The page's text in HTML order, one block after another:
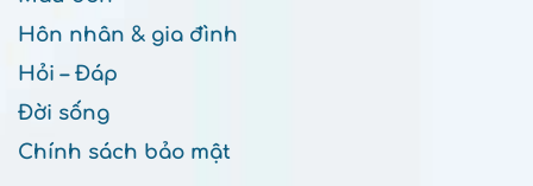
Hôn nhân & gia đình
Hỏi – Đáp
Đời sống
Chính sách bảo mật